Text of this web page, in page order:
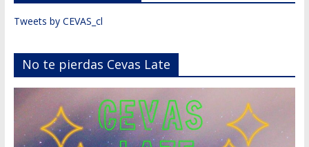
Tweets by CEVAS_cl
No te pierdas Cevas Late